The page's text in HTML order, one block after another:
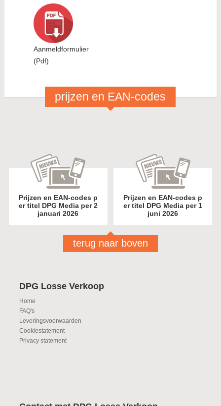
Aanmeldformulier
(Pdf)
prijzen en EAN-codes
Prijzen en EAN-codes p
er titel DPG Media per 2
januari 2026
Prijzen en EAN-codes p
er titel DPG Media per 1
juni 2026
terug naar boven
DPG Losse Verkoop
Home
FAQ's
Leveringsvoorwaarden
Cookiestatement
Privacy statement